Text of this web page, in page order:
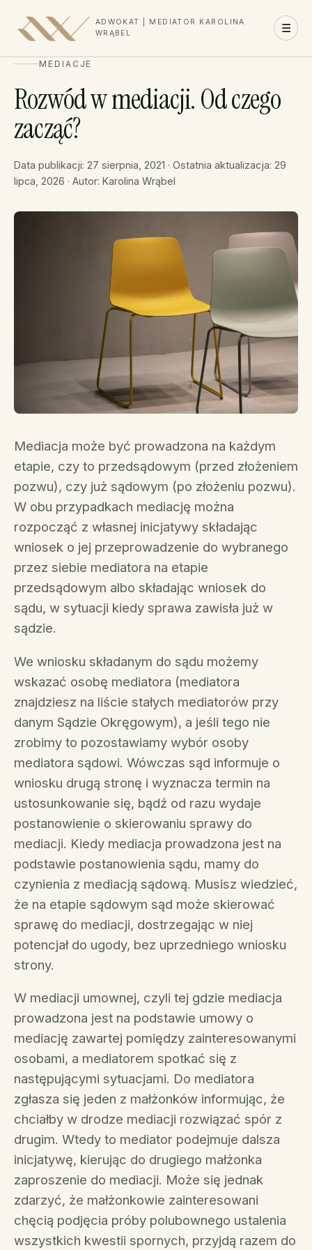
ADWOKAT | MEDIATOR KAROLINA
WRĄBEL
☰
MEDIACJE
Rozwód w mediacji. Od czego
zacząć?
Data publikacji: 27 sierpnia, 2021 · Ostatnia aktualizacja: 29
lipca, 2026 · Autor: Karolina Wrąbel
Mediacja może być prowadzona na każdym
etapie, czy to przedsądowym (przed złożeniem
pozwu), czy już sądowym (po złożeniu pozwu).
W obu przypadkach mediację można
rozpocząć z własnej inicjatywy składając
wniosek o jej przeprowadzenie do wybranego
przez siebie mediatora na etapie
przedsądowym albo składając wniosek do
sądu, w sytuacji kiedy sprawa zawisła już w
sądzie.
We wniosku składanym do sądu możemy
wskazać osobę mediatora (mediatora
znajdziesz na liście stałych mediatorów przy
danym Sądzie Okręgowym), a jeśli tego nie
zrobimy to pozostawiamy wybór osoby
mediatora sądowi. Wówczas sąd informuje o
wniosku drugą stronę i wyznacza termin na
ustosunkowanie się, bądź od razu wydaje
postanowienie o skierowaniu sprawy do
mediacji. Kiedy mediacja prowadzona jest na
podstawie postanowienia sądu, mamy do
czynienia z mediacją sądową. Musisz wiedzieć,
że na etapie sądowym sąd może skierować
sprawę do mediacji, dostrzegając w niej
potencjał do ugody, bez uprzedniego wniosku
strony.
W mediacji umownej, czyli tej gdzie mediacja
prowadzona jest na podstawie umowy o
mediację zawartej pomiędzy zainteresowanymi
osobami, a mediatorem spotkać się z
następującymi sytuacjami. Do mediatora
zgłasza się jeden z małżonków informując, że
chciałby w drodze mediacji rozwiązać spór z
drugim. Wtedy to mediator podejmuje dalsza
inicjatywę, kierując do drugiego małżonka
zaproszenie do mediacji. Może się jednak
zdarzyć, że małżonkowie zainteresowani
chęcią podjęcia próby polubownego ustalenia
wszystkich kwestii spornych, przyjdą razem do